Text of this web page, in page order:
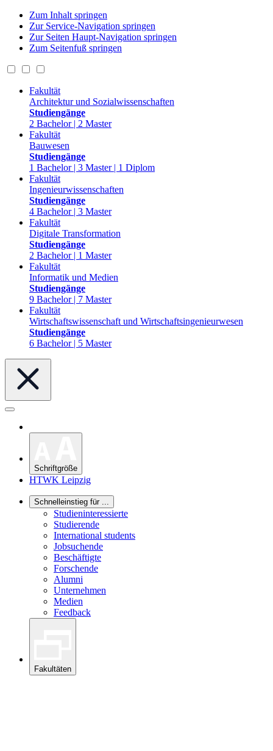
Zum Inhalt springen
Zur Service-Navigation springen
Zur Seiten Haupt-Navigation springen
Zum Seitenfuß springen
Fakultät
Architektur und Sozialwissenschaften
Studiengänge
2 Bachelor | 2 Master
Fakultät
Bauwesen
Studiengänge
1 Bachelor | 3 Master | 1 Diplom
Fakultät
Ingenieurwissenschaften
Studiengänge
4 Bachelor | 3 Master
Fakultät
Digitale Transformation
Studiengänge
2 Bachelor | 1 Master
Fakultät
Informatik und Medien
Studiengänge
9 Bachelor | 7 Master
Fakultät
Wirtschaftswissenschaft und Wirtschaftsingenieurwesen
Studiengänge
6 Bachelor | 5 Master
Schriftgröße
HTWK Leipzig
Schnelleinstieg für ...
Studieninteressierte
Studierende
International students
Jobsuchende
Beschäftigte
Forschende
Alumni
Unternehmen
Medien
Feedback
Fakultäten